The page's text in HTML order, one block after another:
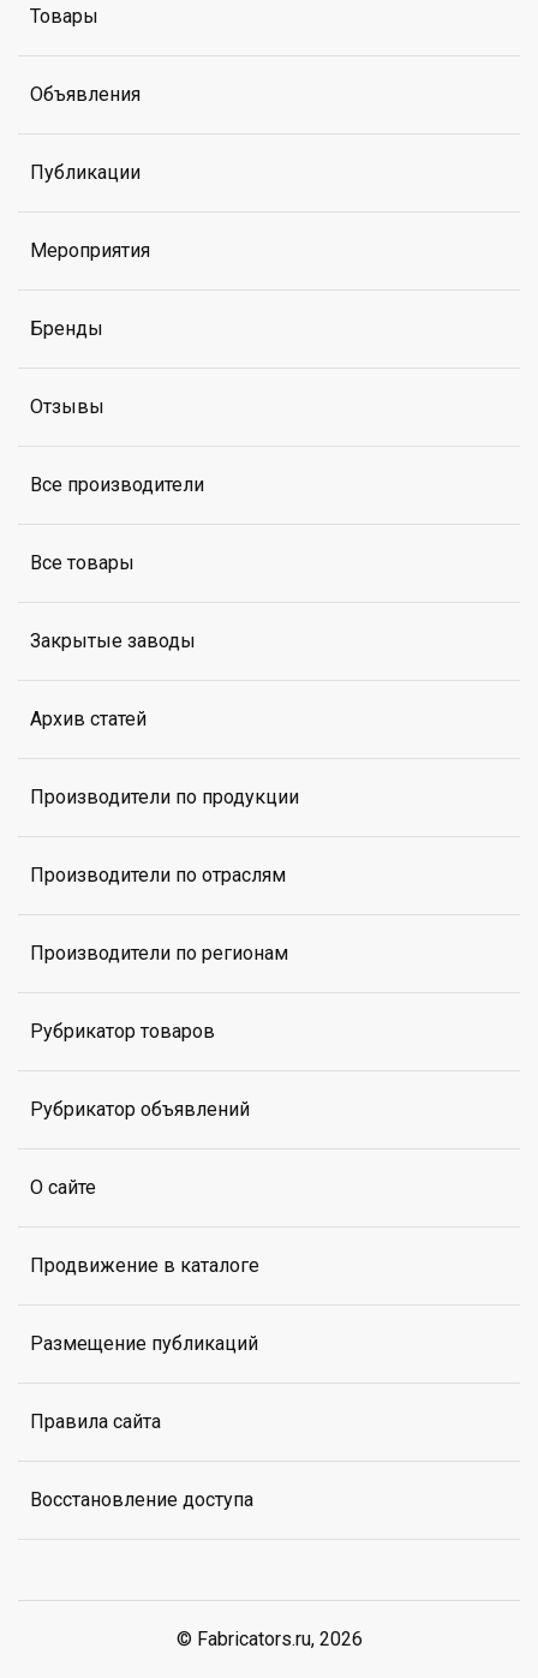
Товары
Объявления
Публикации
Мероприятия
Бренды
Отзывы
Все производители
Все товары
Закрытые заводы
Архив статей
Производители по продукции
Производители по отраслям
Производители по регионам
Рубрикатор товаров
Рубрикатор объявлений
О сайте
Продвижение в каталоге
Размещение публикаций
Правила сайта
Восстановление доступа
© Fabricators.ru, 2026